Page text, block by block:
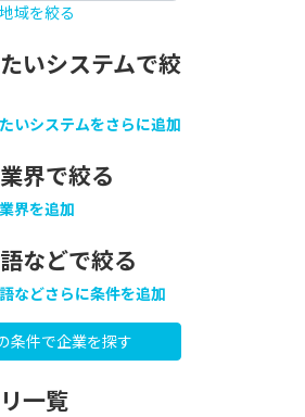
域を絞る
いシステムで絞
いシステムをさらに追加
界で絞る
界を追加
などで絞る
などさらに条件を追加
一覧